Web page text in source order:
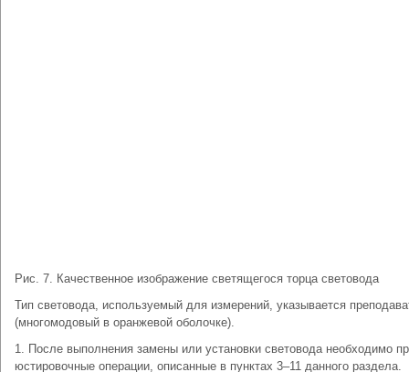
Рис. 7. Качественное изображение светящегося торца световода
Тип световода, используемый для измерений, указывается
(многомодовый в оранжевой оболочке).
1. После выполнения замены или установки световода необходимо
юстировочные операции, описанные в пунктах 3–11 данного раздела.